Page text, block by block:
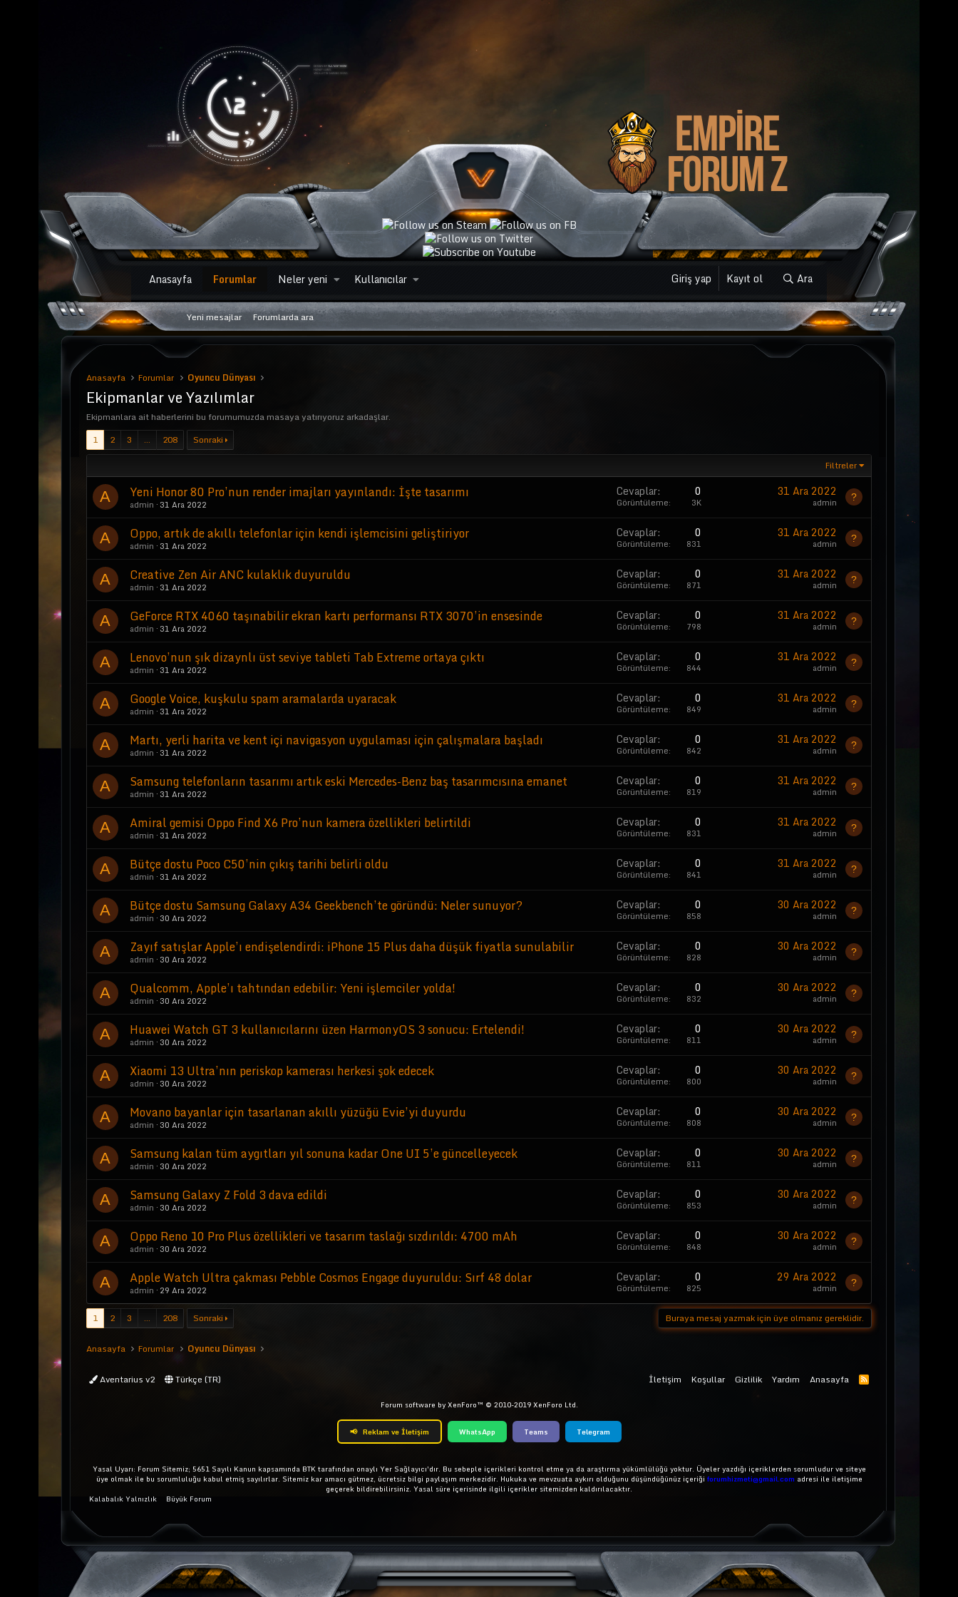
Anasayfa Forumlar Neler yeni Kullanıcılar Giriş yap Kayıt ol Ara
Yeni mesajlar Forumlarda ara
Anasayfa Forumlar Oyuncu Dünyası
Ekipmanlar ve Yazılımlar
Ekipmanlara ait haberlerini bu forumumuzda masaya yatırıyoruz arkadaşlar.
1
2 3 … 208
Sonraki
Filtreler
A Yeni Honor 80 Pro’nun render imajları yayınlandı: İşte tasarımı
admin 31 Ara 2022
Cevaplar 0
Görüntüleme 3K
31 Ara 2022
admin
A Oppo, artık de akıllı telefonlar için kendi işlemcisini geliştiriyor
admin 31 Ara 2022
Cevaplar 0
Görüntüleme 831
31 Ara 2022
admin
A Creative Zen Air ANC kulaklık duyuruldu
admin 31 Ara 2022
Cevaplar 0
Görüntüleme 871
31 Ara 2022
admin
A GeForce RTX 4060 taşınabilir ekran kartı performansı RTX 3070’in ensesinde
admin 31 Ara 2022
Cevaplar 0
Görüntüleme 798
31 Ara 2022
admin
A Lenovo’nun şık dizaynlı üst seviye tableti Tab Extreme ortaya çıktı
admin 31 Ara 2022
Cevaplar 0
Görüntüleme 844
31 Ara 2022
admin
A Google Voice, kuşkulu spam aramalarda uyaracak
admin 31 Ara 2022
Cevaplar 0
Görüntüleme 849
31 Ara 2022
admin
A Martı, yerli harita ve kent içi navigasyon uygulaması için çalışmalara başladı
admin 31 Ara 2022
Cevaplar 0
Görüntüleme 842
31 Ara 2022
admin
A Samsung telefonların tasarımı artık eski Mercedes-Benz baş tasarımcısına emanet
admin 31 Ara 2022
Cevaplar 0
Görüntüleme 819
31 Ara 2022
admin
A Amiral gemisi Oppo Find X6 Pro’nun kamera özellikleri belirtildi
admin 31 Ara 2022
Cevaplar 0
Görüntüleme 831
31 Ara 2022
admin
A Bütçe dostu Poco C50’nin çıkış tarihi belirli oldu
admin 31 Ara 2022
Cevaplar 0
Görüntüleme 841
31 Ara 2022
admin
A Bütçe dostu Samsung Galaxy A34 Geekbench’te göründü: Neler sunuyor?
admin 30 Ara 2022
Cevaplar 0
Görüntüleme 858
30 Ara 2022
admin
A Zayıf satışlar Apple’ı endişelendirdi: iPhone 15 Plus daha düşük fiyatla sunulabilir
admin 30 Ara 2022
Cevaplar 0
Görüntüleme 828
30 Ara 2022
admin
A Qualcomm, Apple’ı tahtından edebilir: Yeni işlemciler yolda!
admin 30 Ara 2022
Cevaplar 0
Görüntüleme 832
30 Ara 2022
admin
A Huawei Watch GT 3 kullanıcılarını üzen HarmonyOS 3 sonucu: Ertelendi!
admin 30 Ara 2022
Cevaplar 0
Görüntüleme 811
30 Ara 2022
admin
A Xiaomi 13 Ultra’nın periskop kamerası herkesi şok edecek
admin 30 Ara 2022
Cevaplar 0
Görüntüleme 800
30 Ara 2022
admin
A Movano bayanlar için tasarlanan akıllı yüzüğü Evie’yi duyurdu
admin 30 Ara 2022
Cevaplar 0
Görüntüleme 808
30 Ara 2022
admin
A Samsung kalan tüm aygıtları yıl sonuna kadar One UI 5’e güncelleyecek
admin 30 Ara 2022
Cevaplar 0
Görüntüleme 811
30 Ara 2022
admin
A Samsung Galaxy Z Fold 3 dava edildi
admin 30 Ara 2022
Cevaplar 0
Görüntüleme 853
30 Ara 2022
admin
A Oppo Reno 10 Pro Plus özellikleri ve tasarım taslağı sızdırıldı: 4700 mAh
admin 30 Ara 2022
Cevaplar 0
Görüntüleme 848
30 Ara 2022
admin
A Apple Watch Ultra çakması Pebble Cosmos Engage duyuruldu: Sırf 48 dolar
admin 29 Ara 2022
Cevaplar 0
Görüntüleme 825
29 Ara 2022
admin
1 2 3 … 208 Sonraki Buraya mesaj yazmak için üye olmanız gereklidir.
Anasayfa Forumlar Oyuncu Dünyası
Aventarius v2 Türkçe (TR) İletişim Koşullar Gizlilik Yardım Anasayfa
Forum software by XenForo™ © 2010-2019 XenForo Ltd.
📢 Reklam ve İletişim WhatsApp Teams Telegram
Yasal Uyarı: Forum Sitemiz; 5651 Sayılı Kanun kapsamında BTK tarafından onaylı Yer Sağlayıcı'dır. Bu sebeple içerikleri kontrol etme ya da araştırma yükümlülüğü yoktur. Üyeler yazdığı içeriklerden sorumludur ve siteye
üye olmak ile bu sorumluluğu kabul etmiş sayılırlar. Sitemiz kar amacı gütmez, ücretsiz bilgi paylaşım merkezidir. Hukuka ve mevzuata aykırı olduğunu düşündüğünüz içeriği forumhizmeti@gmail.com adresi ile iletişime
geçerek bildirebilirsiniz. Yasal süre içerisinde ilgili içerikler sitemizden kaldırılacaktır.
Kalabalık Yalnızlık
Büyük Forum